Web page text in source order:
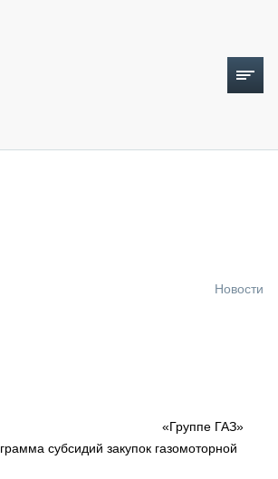
Новости
«Группе ГАЗ»
субсидий закупок газомоторной